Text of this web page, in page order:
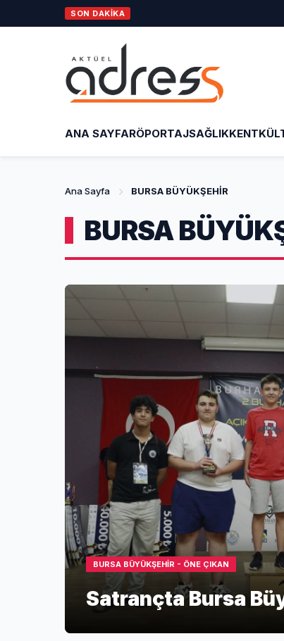
SON DAKİKA
ANA SAYFARÖPORTAJSAĞLIKKENT
Ana Sayfa BURSA BÜYÜKŞEHİR
BURSA
BURSA BÜYÜKŞEHİR - ÖNE ÇIKAN
Satrançta Bursa